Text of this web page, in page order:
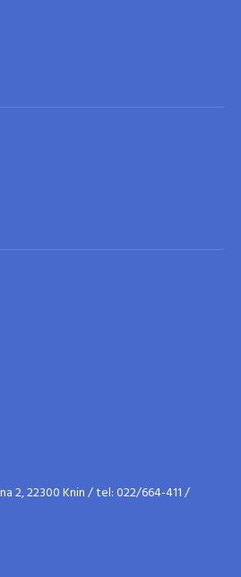
2, 22300 Knin / tel: 022/664-411 /